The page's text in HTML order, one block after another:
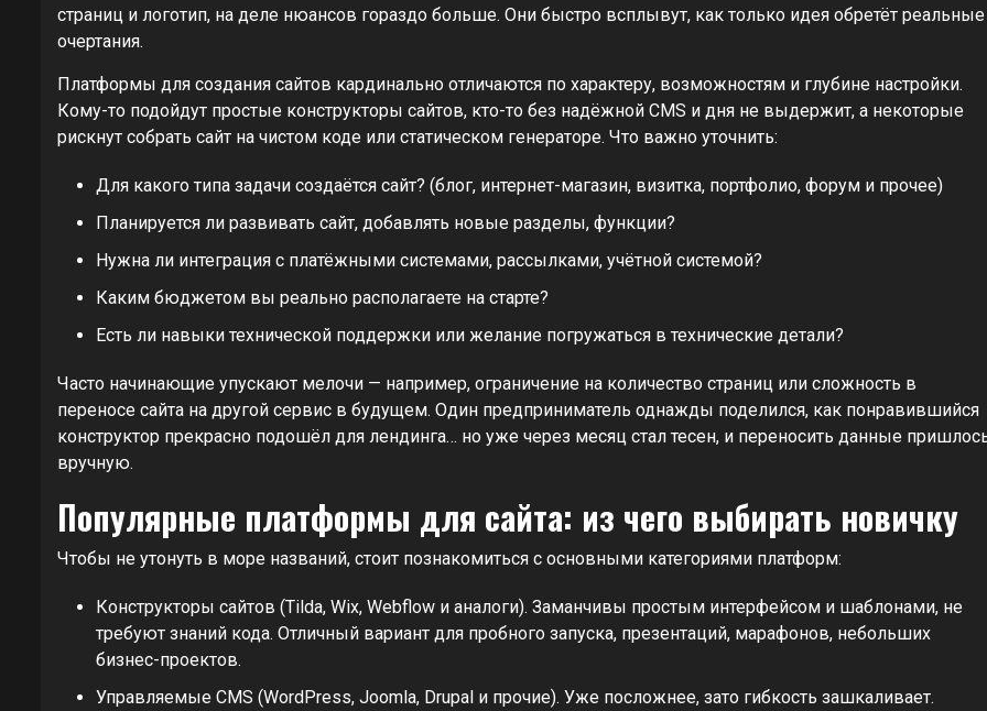
страниц и логотип, на деле нюансов гораздо больше. Они быстро всплывут, как только идея обретёт реальные
очертания.
Платформы для создания сайтов кардинально отличаются по характеру, возможностям и глубине настройки.
Кому-то подойдут простые конструкторы сайтов, кто-то без надёжной CMS и дня не выдержит, а некоторые
рискнут собрать сайт на чистом коде или статическом генераторе. Что важно уточнить:
Для какого типа задачи создаётся сайт? (блог, интернет-магазин, визитка, портфолио, форум и прочее)
Планируется ли развивать сайт, добавлять новые разделы, функции?
Нужна ли интеграция с платёжными системами, рассылками, учётной системой?
Каким бюджетом вы реально располагаете на старте?
Есть ли навыки технической поддержки или желание погружаться в технические детали?
Часто начинающие упускают мелочи — например, ограничение на количество страниц или сложность в
переносе сайта на другой сервис в будущем. Один предприниматель однажды поделился, как понравившийся
конструктор прекрасно подошёл для лендинга… но уже через месяц стал тесен, и переносить данные
вручную.
Популярные платформы для сайта: из чего выбирать новичку
Чтобы не утонуть в море названий, стоит познакомиться с основными категориями платформ:
Конструкторы сайтов (Tilda, Wix, Webflow и аналоги). Заманчивы простым интерфейсом и шаблонами, не
требуют знаний кода. Отличный вариант для пробного запуска, презентаций, марафонов, небольших
бизнес-проектов.
Управляемые CMS (WordPress, Joomla, Drupal и прочие). Уже посложнее, зато гибкость зашкаливает.